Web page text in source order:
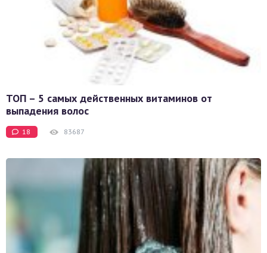
ТОП – 5 самых действенных витаминов от
выпадения волос
18 83687